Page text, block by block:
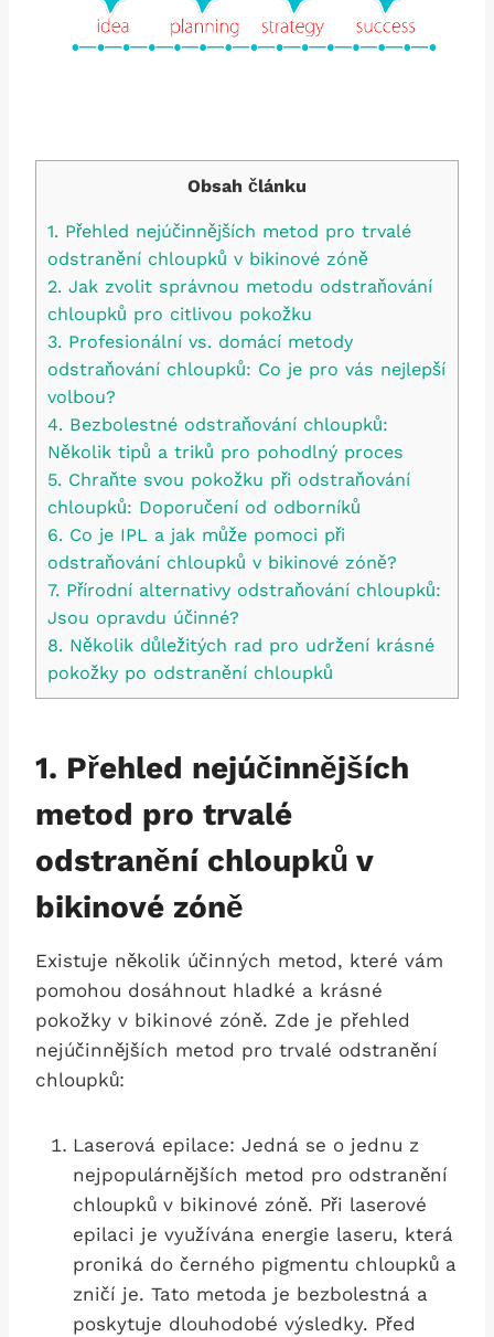
Obsah článku
1.⁢ Přehled nejúčinnějších metod pro trvalé
odstranění chloupků v bikinové zóně
2. Jak zvolit správnou metodu odstraňování
⁢chloupků pro citlivou pokožku
3. Profesionální vs. domácí metody
odstraňování chloupků: Co je​ pro ‍vás nejlepší
⁣volbou?
4. Bezbolestné odstraňování chloupků:
Několik tipů a triků pro pohodlný proces
5. Chraňte svou⁣ pokožku při odstraňování
chloupků: Doporučení od odborníků
6. Co je IPL⁤ a jak ⁢může pomoci při
odstraňování chloupků v bikinové zóně?
7. Přírodní alternativy odstraňování chloupků:
Jsou ‌opravdu účinné?
8.‍ Několik důležitých rad pro udržení krásné
pokožky po odstranění chloupků
1.⁢ Přehled nejúčinnějších
metod pro trvalé
odstranění chloupků v
bikinové zóně
Existuje několik účinných⁣ metod, které vám
pomohou dosáhnout hladké a krásné
pokožky v bikinové zóně. Zde je přehled
nejúčinnějších metod pro‍ trvalé odstranění
chloupků:
Laserová epilace: Jedná se o jednu z
nejpopulárnějších metod pro odstranění
chloupků v bikinové‌ zóně.⁣ Při laserové
epilaci je využívána energie laseru, která
proniká do černého ⁢pigmentu chloupků a
​zničí je. Tato​ metoda je bezbolestná a
poskytuje‍ dlouhodobé výsledky. Před